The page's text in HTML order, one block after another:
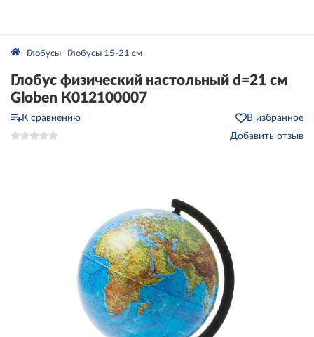
Глобусы Глобусы 15-21 см
Глобус физический настольный d=21 см
Globen К012100007
К сравнению
В избранное
Добавить отзыв